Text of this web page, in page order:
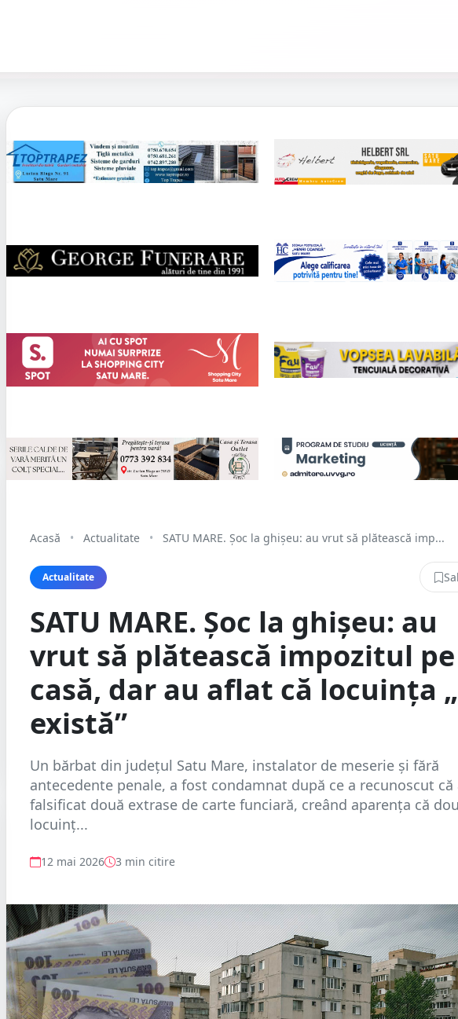
Acasă • Actualitate • SATU MARE. Șoc la ghișeu: au vrut să plătească imp...
Actualitate
SATU MARE. Șoc la ghișeu: au
vrut să plătească impozitul pe
casă, dar au aflat că locuința
există”
Un bărbat din județul Satu Mare, instalator de meserie și fără
antecedente penale, a fost condamnat după ce a recunoscut că
falsificat două extrase de carte funciară, creând aparența că
locuinț...
12 mai 2026 3 min citire